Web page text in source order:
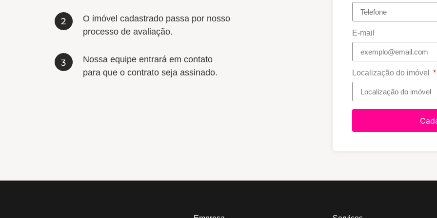
O imóvel cadastrado passa por nosso
processo de avaliação.
Nossa equipe entrará em contato
para que o contrato seja assinado.
E-mail
Localização do imóvel